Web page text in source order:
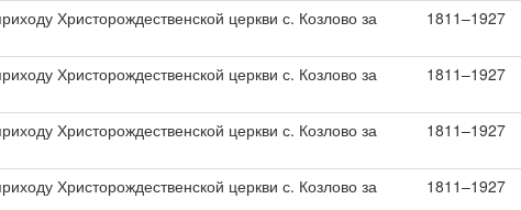
Христорождественской церкви с. Козлово за
1811–1927
Христорождественской церкви с. Козлово за
1811–1927
Христорождественской церкви с. Козлово за
1811–1927
Христорождественской церкви с. Козлово за
1811–1927